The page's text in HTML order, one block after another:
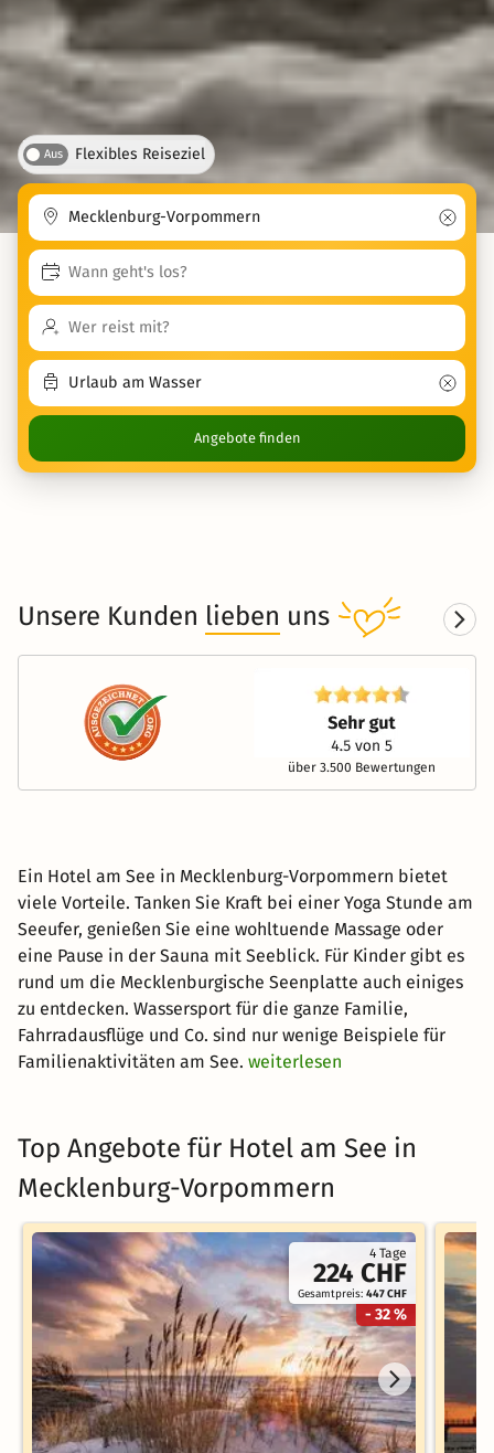
Aus Flexibles Reiseziel
Angebote finden
Unsere Kunden lieben uns
über 3.500 Bewertungen
Ein Hotel am See in Mecklenburg-Vorpommern bietet
viele Vorteile. Tanken Sie Kraft bei einer Yoga Stunde am
Seeufer, genießen Sie eine wohltuende Massage oder
eine Pause in der Sauna mit Seeblick. Für Kinder gibt es
rund um die Mecklenburgische Seenplatte auch einiges
zu entdecken. Wassersport für die ganze Familie,
Fahrradausflüge und Co. sind nur wenige Beispiele für
Familienaktivitäten am See. weiterlesen
Top Angebote für Hotel am See in
Mecklenburg-Vorpommern
4 Tage
224 CHF
Gesamtpreis:447 CHF
- 32 %